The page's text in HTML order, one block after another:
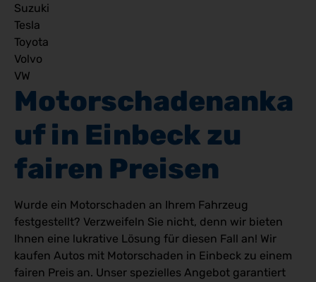
Suzuki
Tesla
Toyota
Volvo
VW
Motorschadenanka
uf in Einbeck zu
fairen Preisen
Wurde ein Motorschaden an Ihrem Fahrzeug
festgestellt? Verzweifeln Sie nicht, denn wir bieten
Ihnen eine lukrative Lösung für diesen Fall an! Wir
kaufen Autos mit Motorschaden in Einbeck zu einem
fairen Preis an. Unser spezielles Angebot garantiert